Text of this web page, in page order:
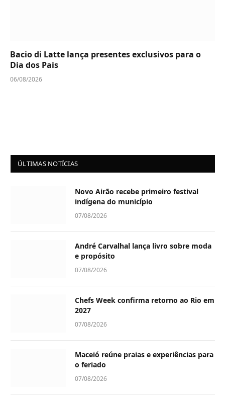
Bacio di Latte lança presentes exclusivos para o
Dia dos Pais
06/08/2026
ÚLTIMAS NOTÍCIAS
Novo Airão recebe primeiro festival
indígena do município
07/08/2026
André Carvalhal lança livro sobre moda
e propósito
07/08/2026
Chefs Week confirma retorno ao Rio em
2027
07/08/2026
Maceió reúne praias e experiências para
o feriado
07/08/2026